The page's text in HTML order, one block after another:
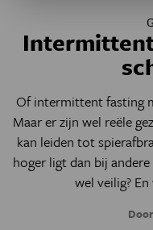
Of intermittent fasting
Maar er zijn wel reële
kan leiden tot
hoger ligt dan bij
wel veilig?
Door